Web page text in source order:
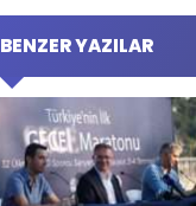
BENZER YAZILAR